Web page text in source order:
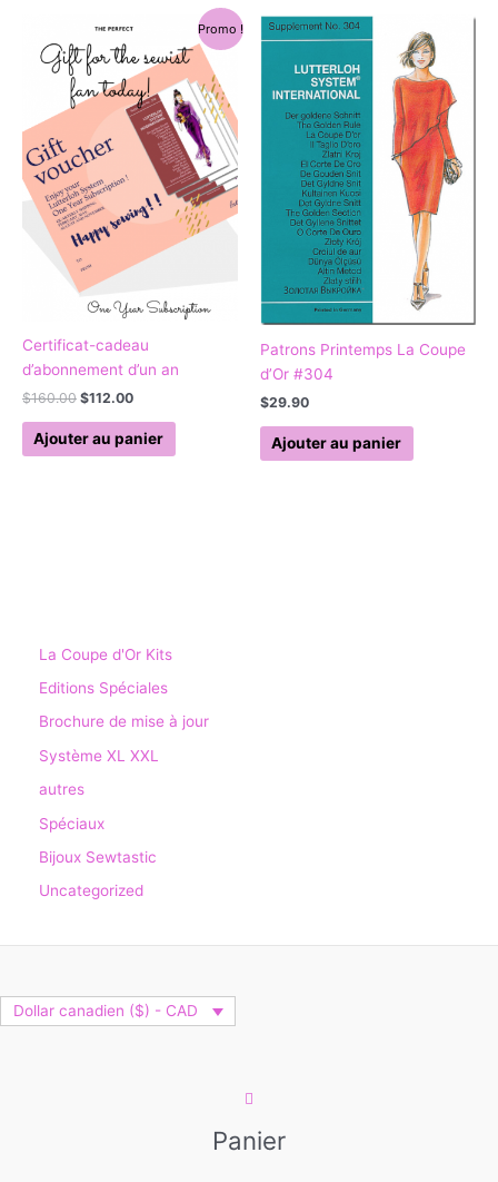
Promo !
Certificat-cadeau
d’abonnement d’un an
$160.00
initial
était :
$160.00.
$112.00
actuel
est :
$112.00.
Ajouter au panier
Patrons Printemps La Coupe
d’Or #304
$29.90
Ajouter au panier
La Coupe d'Or Kits
Editions Spéciales
Brochure de mise à jour
Système XL XXL
autres
Spéciaux
Bijoux Sewtastic
Uncategorized
Dollar canadien ($) - CAD
Panier